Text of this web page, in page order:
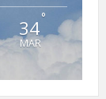
34°
MAR